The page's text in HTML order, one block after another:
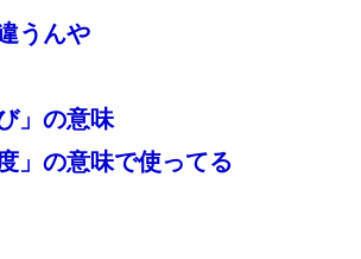
うんや
」の意味
」の意味で使ってる